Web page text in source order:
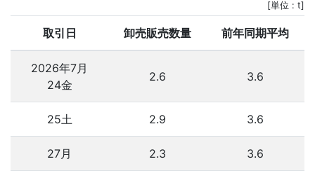
[単位 : t]
取引日 卸売販売数量 前年同期平均
2026年7月
24金
2.6 3.6
25土 2.9 3.6
27月 2.3 3.6